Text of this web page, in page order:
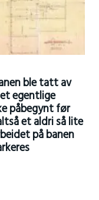
ble tatt av
egentlige
påbegynt før
et aldri så lite
på banen